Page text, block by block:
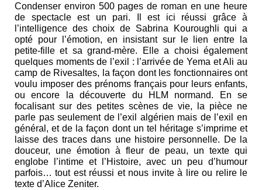
Condenser environ 500 pages de roman en une heure
de spectacle est un pari. Il est ici réussi grâce à
l’intelligence des choix de Sabrina Kouroughli qui a
opté pour l’émotion, en insistant sur le lien entre la
petite-fille et sa grand-mère. Elle a choisi également
quelques moments de l’exil : l’arrivée de Yema et Ali au
camp de Rivesaltes, la façon dont les fonctionnaires ont
voulu imposer des prénoms français pour leurs enfants,
ou encore la découverte du HLM normand. En se
focalisant sur des petites scènes de vie, la pièce ne
parle pas seulement de l’exil algérien mais de l’exil en
général, et de la façon dont un tel héritage s’imprime et
laisse des traces dans une histoire personnelle. De la
douceur, une émotion à fleur de peau, un texte qui
englobe l’intime et l’Histoire, avec un peu d’humour
parfois… tout est réussi et nous invite à lire ou relire le
texte d’Alice Zeniter.